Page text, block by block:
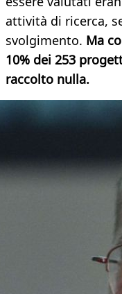
attività di ricerca,
svolgimento. Ma
10% dei 253
raccolto nulla.